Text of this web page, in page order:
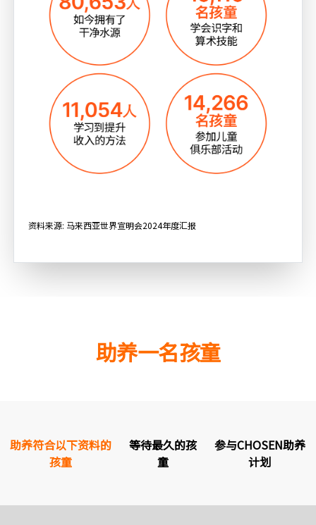
资料来源: 马来西亚世界宣明会2024年度汇报
助养一名孩童
助养符合以下资料的
孩童
等待最久的孩
童
参与CHOSEN助养
计划